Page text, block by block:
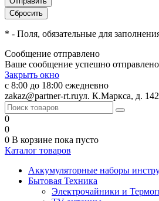
* - Поля, обязательные для
Сообщение отправлено
Ваше сообщение успешно
Закрыть окно
с 8:00 до 18:00 ежедневно
zakaz@partner-rt.ruул. К.Маркса, д. 142
0
0
0 В корзине пока пусто
Каталог товаров
Аккумуляторные наборы
Бытовая Техника
Электрочайники и